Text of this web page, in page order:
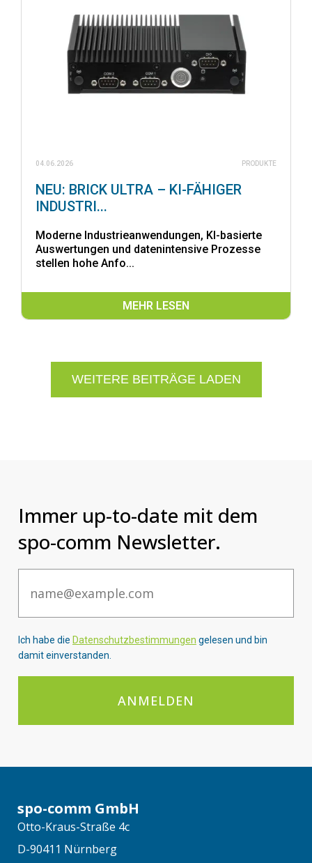
04.06.2026 PRODUKTE
NEU: BRICK ULTRA – KI-FÄHIGER
INDUSTRI...
Moderne Industrieanwendungen, KI-basierte
Auswertungen und datenintensive Prozesse
stellen hohe Anfo...
MEHR LESEN
WEITERE BEITRÄGE LADEN
Immer up-to-date mit dem
spo-comm Newsletter.
Ich habe die Datenschutzbestimmungen gelesen und bin
damit einverstanden.
ANMELDEN
spo-comm GmbH
Otto-Kraus-Straße 4c
D-90411 Nürnberg